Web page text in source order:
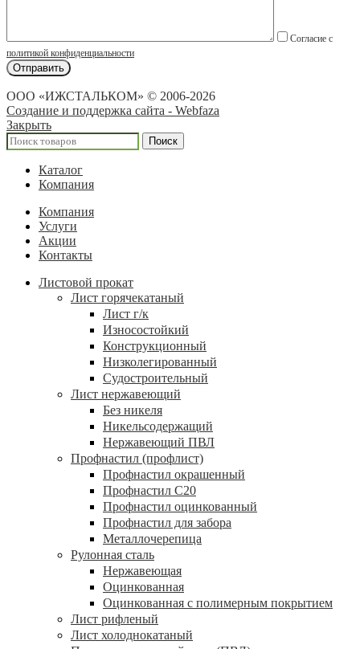
Согласие с
политикой конфиденциальности
ООО «ИЖСТАЛЬКОМ» © 2006-2026
Создание и поддержка сайта - Webfaza
Закрыть
Поиск
Каталог
Компания
Компания
Услуги
Акции
Контакты
Листовой прокат
Лист горячекатаный
Лист г/к
Износостойкий
Конструкционный
Низколегированный
Судостроительный
Лист нержавеющий
Без никеля
Никельсодержащий
Нержавеющий ПВЛ
Профнастил (профлист)
Профнастил окрашенный
Профнастил С20
Профнастил оцинкованный
Профнастил для забора
Металлочерепица
Рулонная сталь
Нержавеющая
Оцинкованная
Оцинкованная с полимерным покрытием
Лист рифленый
Лист холоднокатаный